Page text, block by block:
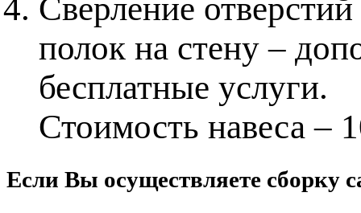
Сверление
полок на стену –
бесплатные услуги.
Стоимость навеса –
Если Вы осуществляете сборку